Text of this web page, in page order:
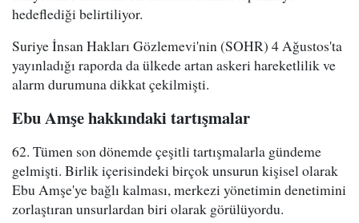
hedeflediği belirtiliyor.
Suriye İnsan Hakları Gözlemevi'nin (SOHR) 4 Ağustos'ta
yayınladığı raporda da ülkede artan askeri hareketlilik ve
alarm durumuna dikkat çekilmişti.
Ebu Amşe hakkındaki tartışmalar
62. Tümen son dönemde çeşitli tartışmalarla gündeme
gelmişti. Birlik içerisindeki birçok unsurun kişisel olarak
Ebu Amşe'ye bağlı kalması, merkezi yönetimin denetimini
zorlaştıran unsurlardan biri olarak görülüyordu.